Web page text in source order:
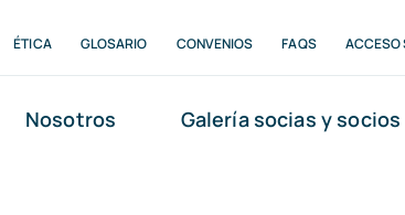
ÉTICA GLOSARIO CONVENIOS FAQS ACCESO
Nosotros Galería socias y socios